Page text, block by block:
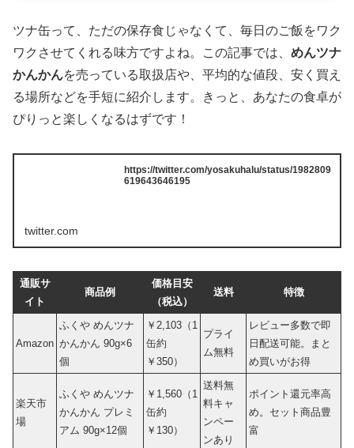
ツナ缶って、ただの保存食じゃなくて、毎日のご飯をワク
ワクさせてくれる味方ですよね。この記事では、 めんツナ
かんかんを売っている取扱店や、平均的な値段、安く買え
る場所などを手短に紹介します。きっと、あなたの食卓が
ぴりっと楽しくなるはずです！
https://twitter.com/yosakuhalu/status/1982809
619643646195
twitter.com
通販サ
イト
商品例
価格目安
（税込）
送料 特徴
Amazon
ふくや めんツナ
かんかん 90g×6
個
￥2,103（1
缶約
￥350）
プライ
ム無料
レビュー多数で即
日配送可能。まと
め買いがお得
楽天市
場
ふくや めんツナ
かんかん プレミ
アム 90g×12個
￥1,560（1
缶約
￥130）
送料無
料キャ
ンペー
ンあり
ポイント還元率高
め。セット商品豊
富